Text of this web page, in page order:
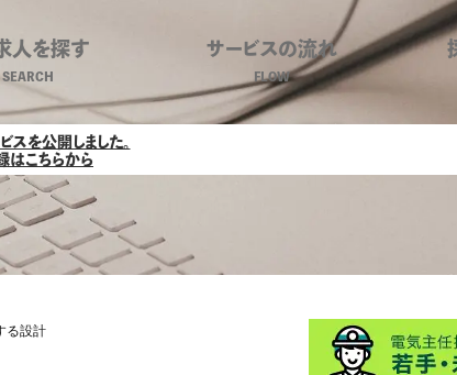
人を探す
SEARCH
サービスの流れ
FLOW
スを公開しました。
はこちらから
工事）に関する設計｜環境ビジネス
る設計